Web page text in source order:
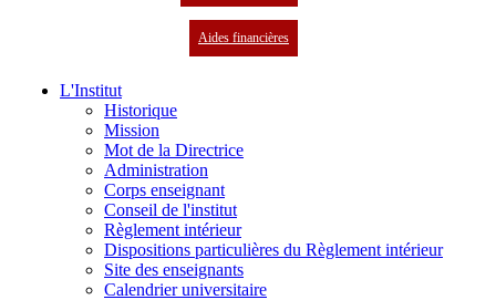
Aides financières
L'Institut
Historique
Mission
Mot de la Directrice
Administration
Corps enseignant
Conseil de l'institut
Règlement intérieur
Dispositions particulières du Règlement intérieur
Site des enseignants
Calendrier universitaire